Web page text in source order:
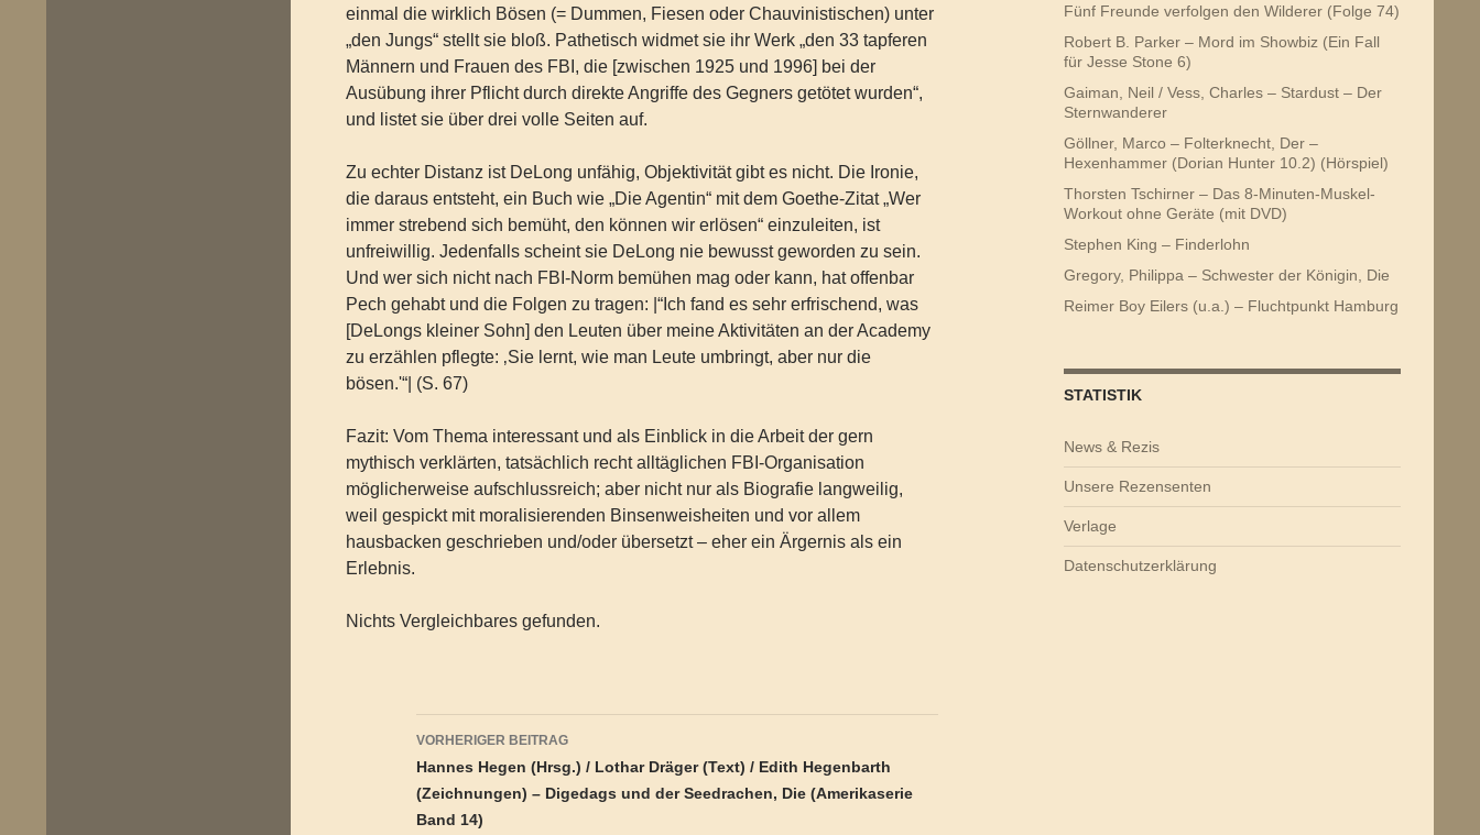
einmal die wirklich Bösen (= Dummen, Fiesen oder Chauvinistischen) unter
„den Jungs“ stellt sie bloß. Pathetisch widmet sie ihr Werk „den 33 tapferen
Männern und Frauen des FBI, die [zwischen 1925 und 1996] bei der
Ausübung ihrer Pflicht durch direkte Angriffe des Gegners getötet wurden“,
und listet sie über drei volle Seiten auf.
Zu echter Distanz ist DeLong unfähig, Objektivität gibt es nicht. Die Ironie,
die daraus entsteht, ein Buch wie „Die Agentin“ mit dem Goethe-Zitat „Wer
immer strebend sich bemüht, den können wir erlösen“ einzuleiten, ist
unfreiwillig. Jedenfalls scheint sie DeLong nie bewusst geworden zu sein.
Und wer sich nicht nach FBI-Norm bemühen mag oder kann, hat offenbar
Pech gehabt und die Folgen zu tragen: |“Ich fand es sehr erfrischend, was
[DeLongs kleiner Sohn] den Leuten über meine Aktivitäten an der Academy
zu erzählen pflegte: ‚Sie lernt, wie man Leute umbringt, aber nur die
bösen.'“| (S. 67)
Fazit: Vom Thema interessant und als Einblick in die Arbeit der gern
mythisch verklärten, tatsächlich recht alltäglichen FBI-Organisation
möglicherweise aufschlussreich; aber nicht nur als Biografie langweilig,
weil gespickt mit moralisierenden Binsenweisheiten und vor allem
hausbacken geschrieben und/oder übersetzt – eher ein Ärgernis als ein
Erlebnis.
Nichts Vergleichbares gefunden.
Beitragsnavigation
VORHERIGER BEITRAG
Hannes Hegen (Hrsg.) / Lothar Dräger (Text) / Edith Hegenbarth
(Zeichnungen) – Digedags und der Seedrachen, Die (Amerikaserie
Band 14)
Fünf Freunde verfolgen den Wilderer (Folge 74)
Robert B. Parker – Mord im Showbiz (Ein Fall
für Jesse Stone 6)
Gaiman, Neil / Vess, Charles – Stardust – Der
Sternwanderer
Göllner, Marco – Folterknecht, Der –
Hexenhammer (Dorian Hunter 10.2) (Hörspiel)
Thorsten Tschirner – Das 8-Minuten-Muskel-
Workout ohne Geräte (mit DVD)
Stephen King – Finderlohn
Gregory, Philippa – Schwester der Königin, Die
Reimer Boy Eilers (u.a.) – Fluchtpunkt Hamburg
STATISTIK
News & Rezis
Unsere Rezensenten
Verlage
Datenschutzerklärung